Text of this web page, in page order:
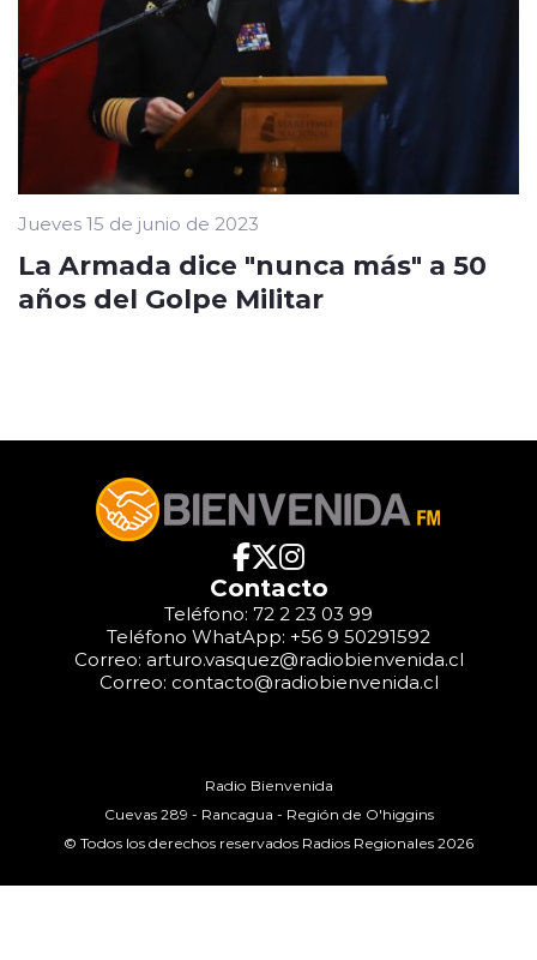
Jueves 15 de junio de 2023
La Armada dice "nunca más" a 50
años del Golpe Militar
Contacto
Teléfono: 72 2 23 03 99
Teléfono WhatApp: +56 9 50291592
Correo: arturo.vasquez@radiobienvenida.cl
Correo: contacto@radiobienvenida.cl
Radio Bienvenida
Cuevas 289 - Rancagua - Región de O'higgins
© Todos los derechos reservados Radios Regionales 2026